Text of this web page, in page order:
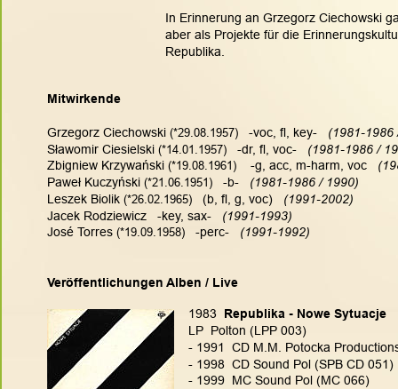
1983
  Republika - Nowe Sytuacje
LP  Polton (LPP 003)
- 1991  CD M.M. Potocka
- 1998  CD Sound Pol (SPB CD
- 1999  MC Sound Pol (MC 066)
Mitwirkende
Grzegorz Ciechowski (*29.08.1957)
   -voc, fl, key-
(1981-1986
Sławomir Ciesielski (*14.01.1957)
   -dr, fl, voc-
(1981-1986 /
Zbigniew Krzywański (*19.08.1961)
    -g, acc, m-harm, voc
Paweł Kuczyński (*21.06.1951)
   -b-
(1981-1986 / 1990)
Leszek Biolik (*26.02.1965)
   (b, fl, g, voc)
(1991-2002)
Jacek Rodziewicz   -key, sax-
(1991-1993)
José Torres (*19.09.1958)
   -perc-
(1991-1992)
Veröffentlichungen Alben / Live
In Erinnerung an Grzegorz Ciechowski
aber als Projekte für die
Republika.